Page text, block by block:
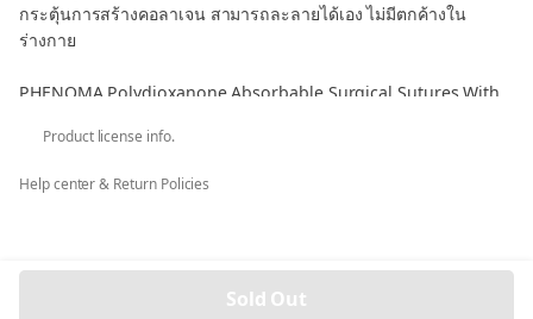
กระตุ้นการสร้างคอลาเจน สามารถละลายได้เอง ไม่มีตกค้างใน
ร่างกาย
PHENOMA Polydioxanone Absorbable Surgical Sutures With
SUTURES WITH NEEDLE
ผ่านการรับรองมาตรฐานจากกระทรวงสาธารณสุขไทย
🟢เหมาะสำหรับ
Product license info.
Help center & Return Policies
Sold Out